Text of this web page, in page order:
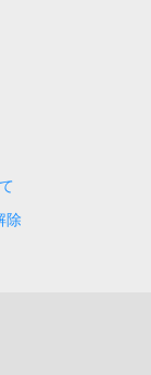
除